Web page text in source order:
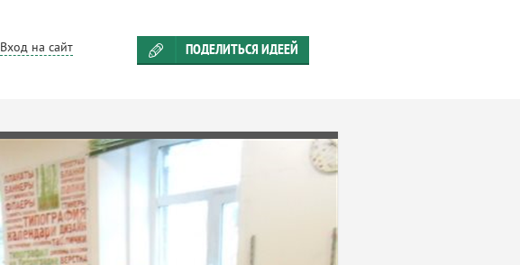
Вход на сайт ПОДЕЛИТЬСЯ ИДЕЕЙ